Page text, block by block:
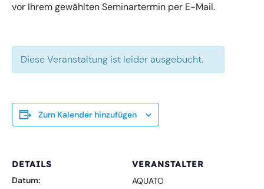
vor Ihrem gewählten Seminartermin per E-Mail.
Diese Veranstaltung ist leider ausgebucht.
Zum Kalender hinzufügen
DETAILS
Datum:
VERANSTALTER
AQUATO